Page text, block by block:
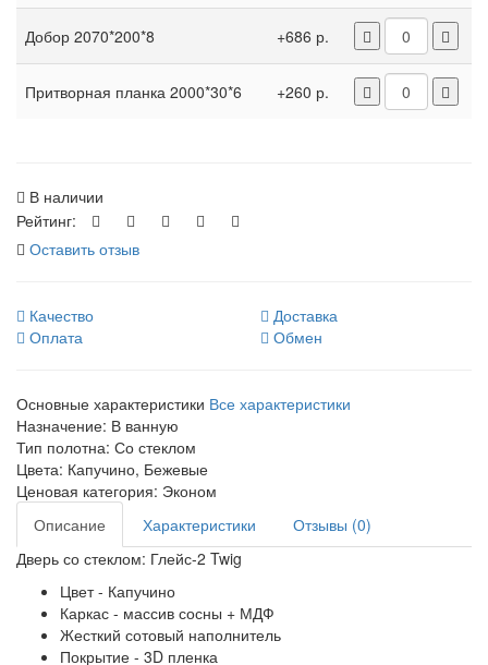
Добор 2070*200*8 +686 р.
Притворная планка 2000*30*6 +260 р.
В наличии
Рейтинг:
Оставить отзыв
Качество
Доставка
Оплата
Обмен
Основные характеристики Все характеристики
Назначение: В ванную
Тип полотна: Со стеклом
Цвета: Капучино, Бежевые
Ценовая категория: Эконом
Описание
Характеристики
Отзывы (0)
Дверь со стеклом: Глейс-2 Twig
Цвет - Капучино
Каркас - массив сосны + МДФ
Жесткий сотовый наполнитель
Покрытие - 3D пленка